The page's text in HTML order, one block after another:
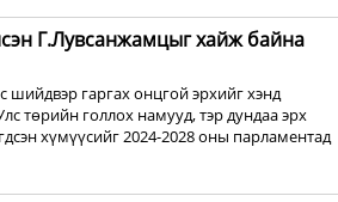
Г.Лувсанжамцыг хайж байна
гаргах онцгой эрхийг хэнд
төрийн голлох намууд, тэр дундаа эрх
хүмүүсийг 2024-2028 оны парламентад